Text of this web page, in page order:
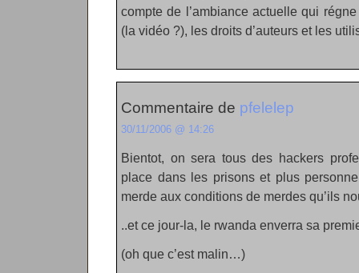
compte de l’ambiance actuelle qui
(la vidéo ?), les droits d’auteurs et les
Commentaire de pfelelep
30/11/2006 @ 14:26
Bientot, on sera tous des hackers
place dans les prisons et plus
merde aux conditions de merdes qu’ils
..et ce jour-la, le rwanda enverra sa
(oh que c’est malin…)